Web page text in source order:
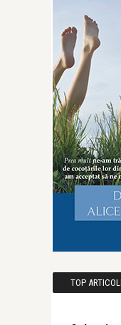
TOP